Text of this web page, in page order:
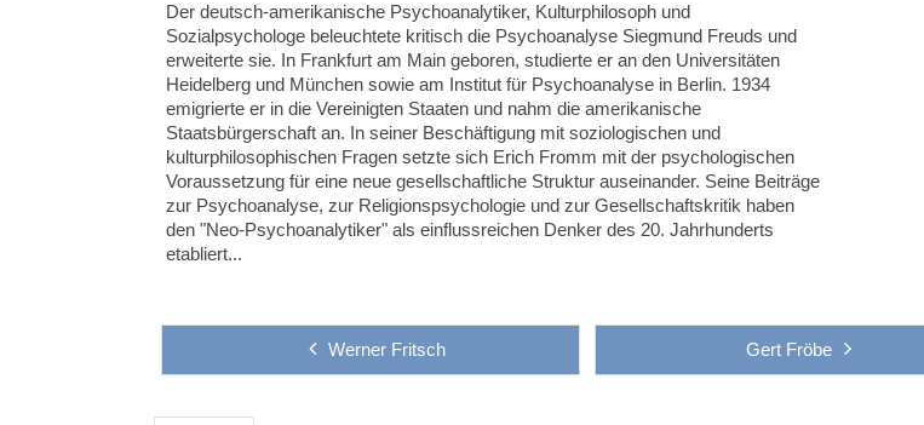
Der deutsch-amerikanische Psychoanalytiker, Kulturphilosoph und
Sozialpsychologe beleuchtete kritisch die Psychoanalyse Siegmund Freuds und
erweiterte sie. In Frankfurt am Main geboren, studierte er an den Universitäten
Heidelberg und München sowie am Institut für Psychoanalyse in Berlin. 1934
emigrierte er in die Vereinigten Staaten und nahm die amerikanische
Staatsbürgerschaft an. In seiner Beschäftigung mit soziologischen und
kulturphilosophischen Fragen setzte sich Erich Fromm mit der psychologischen
Voraussetzung für eine neue gesellschaftliche Struktur auseinander. Seine Beiträge
zur Psychoanalyse, zur Religionspsychologie und zur Gesellschaftskritik haben
den "Neo-Psychoanalytiker" als einflussreichen Denker des 20. Jahrhunderts
etabliert...
Werner Fritsch Gert Fröbe